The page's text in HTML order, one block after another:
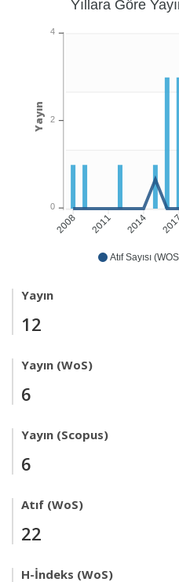
Atıf Sayısı
2008 2011 2014 2017
Yıllara Göre
4
2
0
Yayın
Yayın
12
Yayın (WoS)
6
Yayın (Scopus)
6
Atıf (WoS)
22
H-İndeks (WoS)